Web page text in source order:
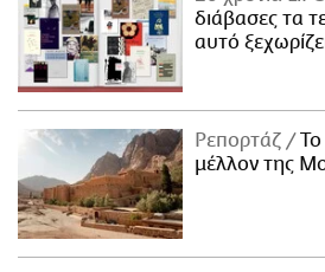
διάβασες τα
αυτό
Ρεπορτάζ
Το
μέλλον της